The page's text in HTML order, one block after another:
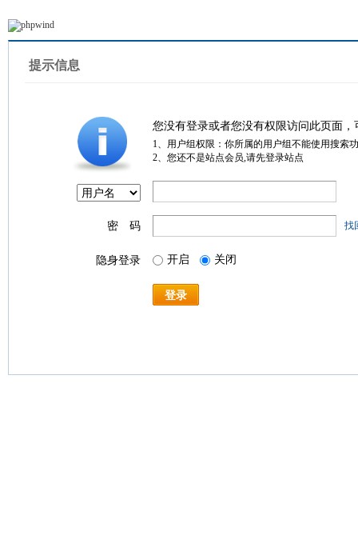
提示信息
您没有登录或者您没有权限访问此页面
1、用户组权限：你所属的用户组不能使用搜索
2、您还不是站点会员,请先登录站点
密 码 找
隐身登录 开启 关闭
登录